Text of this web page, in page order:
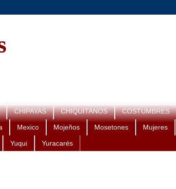
CHIPAYAS CHIQUITANOS COSTUMBRES
Mexico Mojeños Mosetones Mujeres
Yuqui Yuracarés